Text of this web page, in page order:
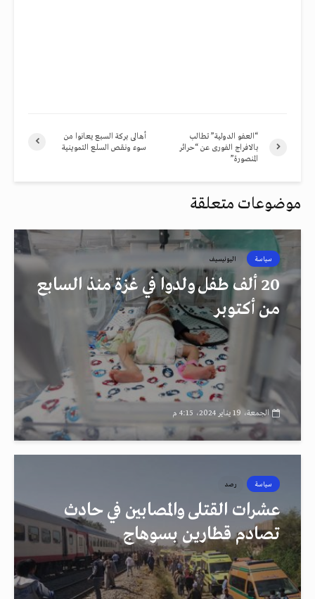
أهالى بركة السبع يعانوا من
سوء ونقص السلع التموينية
“العفو الدولية” تطالب
بالافراج الفورى عن “حرائر
المنصورة”
موضوعات متعلقة
سياسة اليونيسيف
20 ألف طفل ولدوا في غزة منذ السابع
من أكتوبر
الجمعة، 19 يناير 2024، 4:15 م
سياسة رصد
عشرات القتلى والمصابين في حادث
تصادم قطارين بسوهاج